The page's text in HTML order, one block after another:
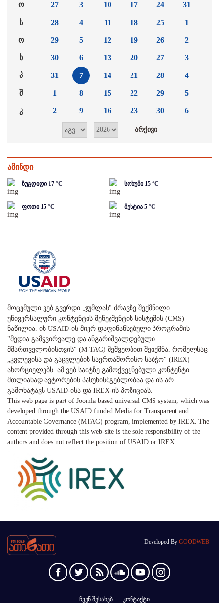
ო
ს
ო
ხ
პ
შ
კ
27
28
29
30
31
1
2
3
4
5
6
7
8
9
10
11
12
13
14
15
16
17
18
19
20
21
22
23
24
25
26
27
28
29
30
31
1
2
3
4
5
6
ამინდი
ზუგდიდი 17 °C სოხუმი 15 °C
ფოთი 15 °C მესტია 5 °C
მოცემული ვებ გვერდი „ჯუმლას" ძრავზე შექმნილი
უნივერსალური კონტენტის მენეჯმენტის სისტემის (CMS)
ნაწილია. ის USAID-ის მიერ დაფინანსებული პროგრამის
"მედია გამჭვირვალე და ანგარიშვალდებული
მმართველობისთვის" (M-TAG) მეშვეობით შეიქმნა, რომელსაც
„კვლევისა და გაცვლების საერთაშორისო საბჭო" (IREX)
ახორციელებს. ამ ვებ საიტზე გამოქვეყნებული კონტენტი
მთლიანად ავტორების პასუხისმგებლობაა და ის არ
გამოხატავს USAID-ისა და IREX-ის პოზიციას.
This web page is part of Joomla based universal CMS system, which was
developed through the USAID funded Media for Transparent and
Accountable Governance (MTAG) program, implemented by IREX. The
content provided through this web-site is the sole responsibility of the
authors and does not reflect the position of USAID or IREX.
Developed By GOODWEB
ჩვენ შესახებ კონტაქტი